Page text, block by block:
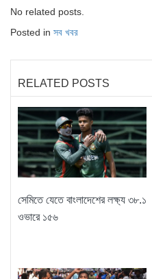
No related posts.
Posted in সব খবর
RELATED POSTS
সেমিতে যেতে বাংলাদেশের লক্ষ্য ৩৮.১
ওভারে ১৫৬